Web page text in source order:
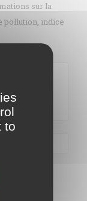
sur la
pollution, indice
de
to